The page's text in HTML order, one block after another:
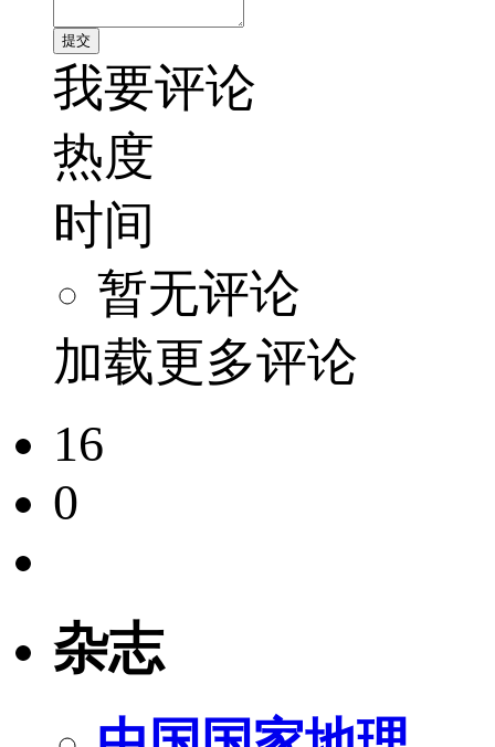
我要评论
热度
时间
暂无评论
加载更多评论
16
0
杂志